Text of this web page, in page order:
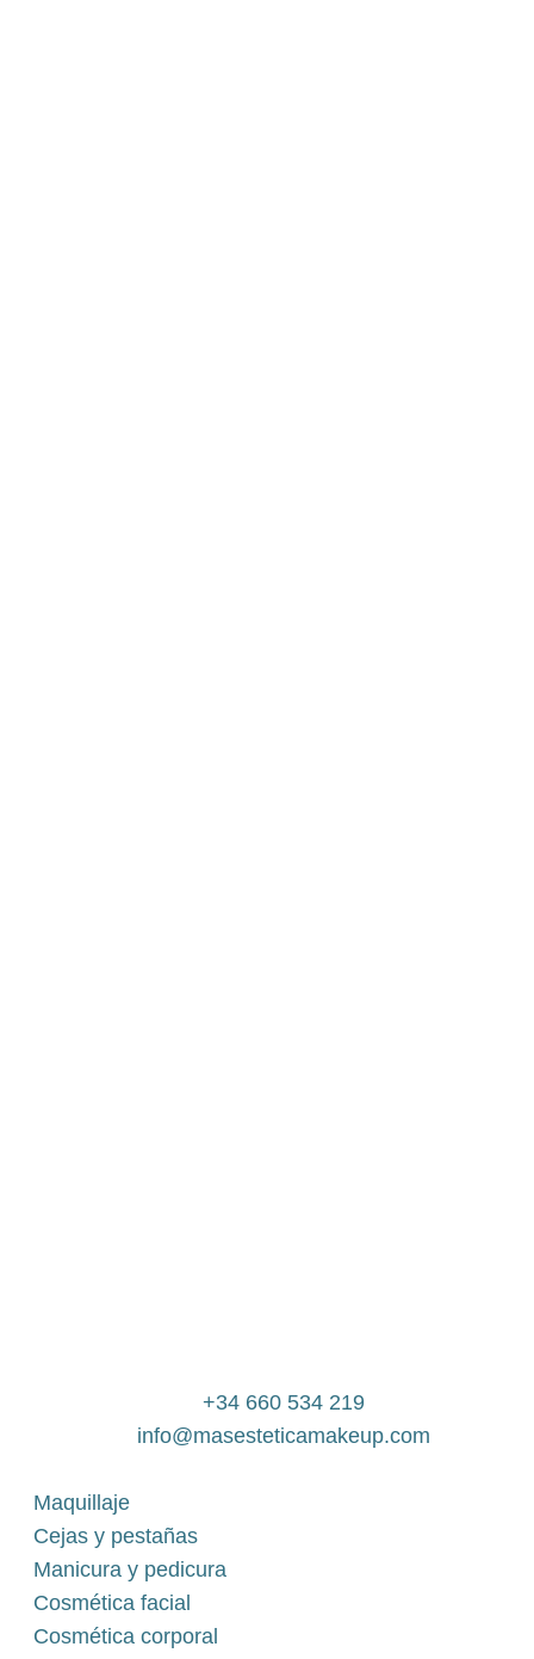
+34 660 534 219
info@masesteticamakeup.com
Maquillaje
Cejas y pestañas
Manicura y pedicura
Cosmética facial
Cosmética corporal